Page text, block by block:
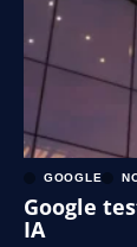
GOOGLE
Google
IA